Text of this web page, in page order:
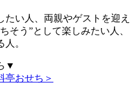
い人、両親やゲストを迎え
そう”として楽しみたい人、
。
▼
亭おせち＞